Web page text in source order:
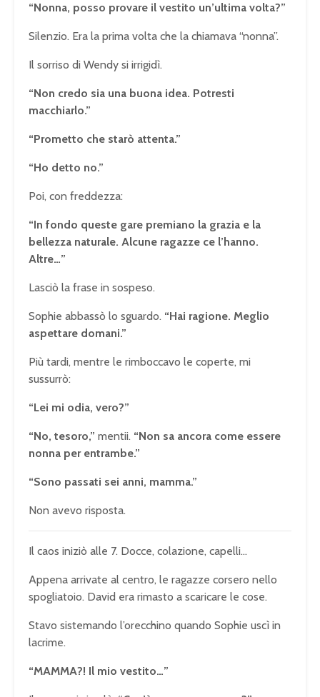
“Nonna, posso provare il vestito un’ultima volta?”
Silenzio. Era la prima volta che la chiamava “nonna”.
Il sorriso di Wendy si irrigidì.
“Non credo sia una buona idea. Potresti
macchiarlo.”
“Prometto che starò attenta.”
“Ho detto no.”
Poi, con freddezza:
“In fondo queste gare premiano la grazia e la
bellezza naturale. Alcune ragazze ce l’hanno.
Altre…”
Lasciò la frase in sospeso.
Sophie abbassò lo sguardo. “Hai ragione. Meglio
aspettare domani.”
Più tardi, mentre le rimboccavo le coperte, mi
sussurrò:
“Lei mi odia, vero?”
“No, tesoro,” mentii. “Non sa ancora come essere
nonna per entrambe.”
“Sono passati sei anni, mamma.”
Non avevo risposta.
Il caos iniziò alle 7. Docce, colazione, capelli…
Appena arrivate al centro, le ragazze corsero nello
spogliatoio. David era rimasto a scaricare le cose.
Stavo sistemando l’orecchino quando Sophie uscì in
lacrime.
“MAMMA?! Il mio vestito…”